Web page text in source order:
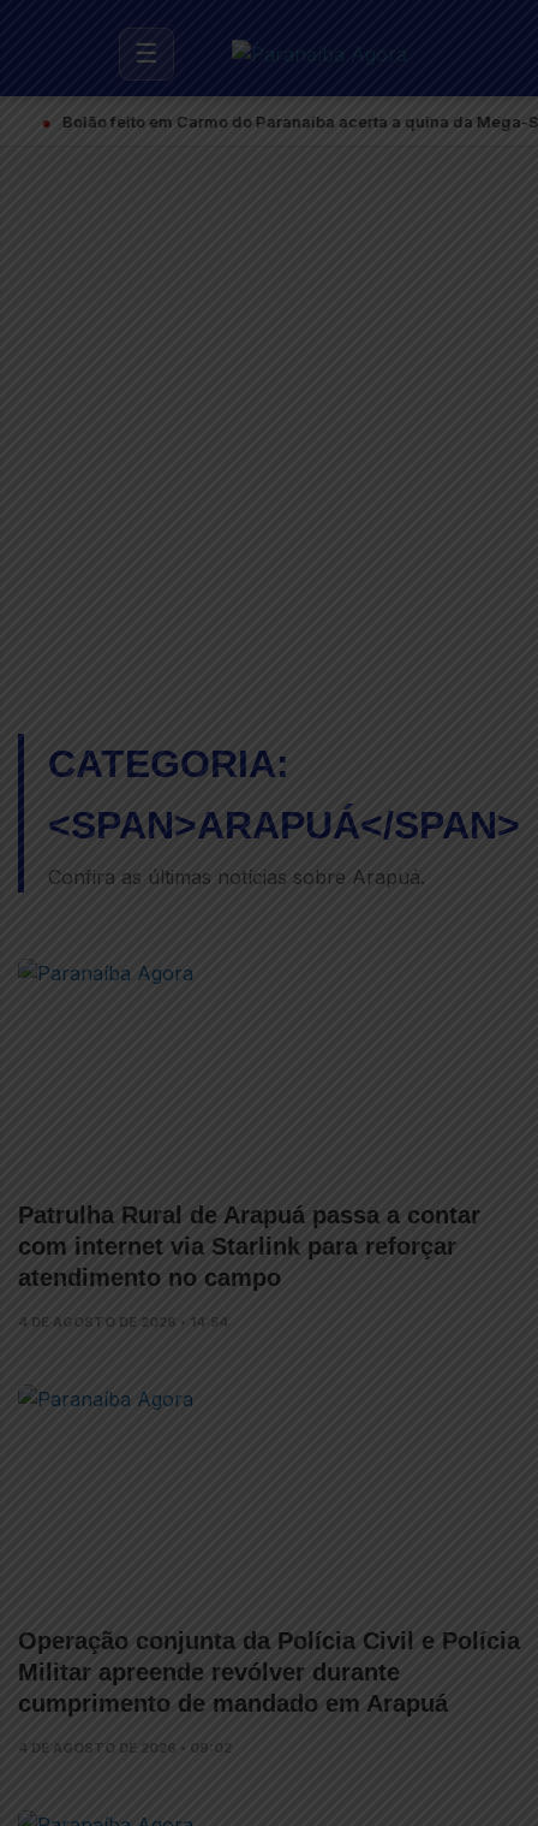
☰
Bolão feito em Carmo do Paranaíba acerta a quina da Mega-
CATEGORIA:
<SPAN>ARAPUÁ</SPAN>
Confira as últimas notícias sobre Arapuá.
Patrulha Rural de Arapuá passa a contar
com internet via Starlink para reforçar
atendimento no campo
4 DE AGOSTO DE 2026 • 14:54
Operação conjunta da Polícia Civil e Polícia
Militar apreende revólver durante
cumprimento de mandado em Arapuá
4 DE AGOSTO DE 2026 • 09:02